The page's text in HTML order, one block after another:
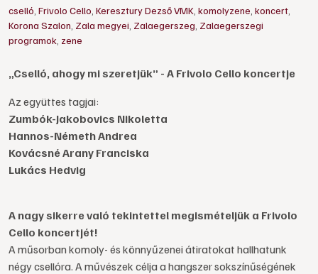
cselló Frivolo Cello Keresztury Dezső VMK komolyzene koncert
Korona Szalon Zala megyei Zalaegerszeg Zalaegerszegi
programok zene
„Cselló, ahogy mi szeretjük” - A Frivolo Cello koncertje
Az együttes tagjai:
Zumbók-Jakobovics Nikoletta
Hannos-Németh Andrea
Kovácsné Arany Franciska
Lukács Hedvig
A nagy sikerre való tekintettel megismételjük a Frivolo
Cello koncertjét!
A műsorban komoly- és könnyűzenei átiratokat hallhatunk
négy csellóra. A művészek célja a hangszer sokszínűségének